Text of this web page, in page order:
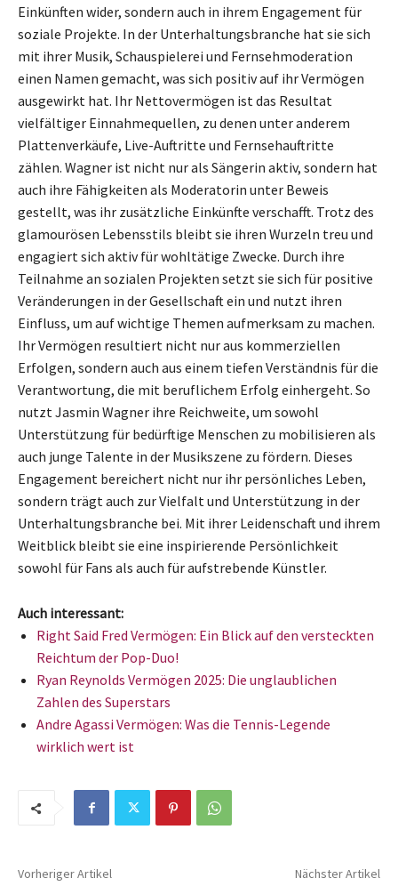
Einkünften wider, sondern auch in ihrem Engagement für
soziale Projekte. In der Unterhaltungsbranche hat sie sich
mit ihrer Musik, Schauspielerei und Fernsehmoderation
einen Namen gemacht, was sich positiv auf ihr Vermögen
ausgewirkt hat. Ihr Nettovermögen ist das Resultat
vielfältiger Einnahmequellen, zu denen unter anderem
Plattenverkäufe, Live-Auftritte und Fernsehauftritte
zählen. Wagner ist nicht nur als Sängerin aktiv, sondern hat
auch ihre Fähigkeiten als Moderatorin unter Beweis
gestellt, was ihr zusätzliche Einkünfte verschafft. Trotz des
glamourösen Lebensstils bleibt sie ihren Wurzeln treu und
engagiert sich aktiv für wohltätige Zwecke. Durch ihre
Teilnahme an sozialen Projekten setzt sie sich für positive
Veränderungen in der Gesellschaft ein und nutzt ihren
Einfluss, um auf wichtige Themen aufmerksam zu machen.
Ihr Vermögen resultiert nicht nur aus kommerziellen
Erfolgen, sondern auch aus einem tiefen Verständnis für die
Verantwortung, die mit beruflichem Erfolg einhergeht. So
nutzt Jasmin Wagner ihre Reichweite, um sowohl
Unterstützung für bedürftige Menschen zu mobilisieren als
auch junge Talente in der Musikszene zu fördern. Dieses
Engagement bereichert nicht nur ihr persönliches Leben,
sondern trägt auch zur Vielfalt und Unterstützung in der
Unterhaltungsbranche bei. Mit ihrer Leidenschaft und ihrem
Weitblick bleibt sie eine inspirierende Persönlichkeit
sowohl für Fans als auch für aufstrebende Künstler.
Auch interessant:
Right Said Fred Vermögen: Ein Blick auf den versteckten
Reichtum der Pop-Duo!
Ryan Reynolds Vermögen 2025: Die unglaublichen
Zahlen des Superstars
Andre Agassi Vermögen: Was die Tennis-Legende
wirklich wert ist
Vorheriger Artikel Nächster Artikel